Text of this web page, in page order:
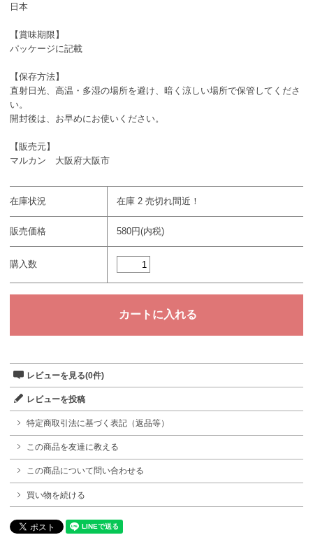
日本
【賞味期限】
パッケージに記載
【保存方法】
直射日光、高温・多湿の場所を避け、暗く涼しい場所で保管してくださ
い。
開封後は、お早めにお使いください。
【販売元】
マルカン 大阪府大阪市
在庫状況 在庫 2 売切れ間近！
販売価格 580円(内税)
購入数
レビューを見る(0件)
レビューを投稿
特定商取引法に基づく表記（返品等）
この商品を友達に教える
この商品について問い合わせる
買い物を続ける